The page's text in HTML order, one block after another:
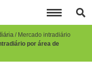
Mercado intradiário
por área de